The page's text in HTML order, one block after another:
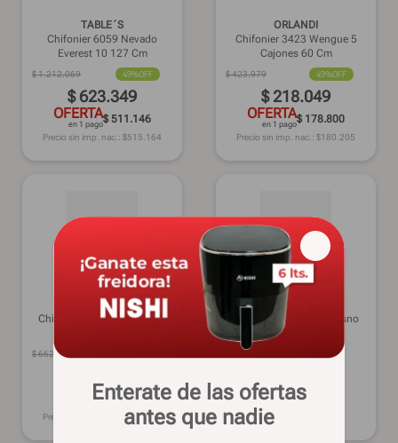
Enterate de las ofertas
antes que nadie
TABLE´S
Chifonier 6059 Nevado
Everest 10 127 Cm
$1.212.069 49%OFF
$ 623.349
OFERTA
en 1 pago$ 511.146
Precio sin imp. nac.: $515.164
ORLANDI
Chifonier 3423 Wengue 5
Cajones 60 Cm
$423.979 49%OFF
$ 218.049
OFERTA
en 1 pago$ 178.800
Precio sin imp. nac.: $180.205
TABLE´S
Chifonier 6058 Caoba 5 64
$662 .419
OFERTA$ 279.356
Precio sin imp. nac.: $281.552
RICCHEZZE
Chifonier PIU PACK Fresno
Blanco 4 45,3 Cm
OFERTA$ 139.472